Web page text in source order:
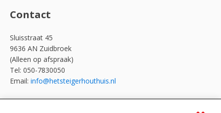
Contact
Sluisstraat 45
9636 AN Zuidbroek
(Alleen op afspraak)
Tel: 050-7830050
Email: info@hetsteigerhouthuis.nl